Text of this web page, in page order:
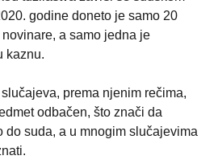
godine doneto je samo 20
a samo jedna je
kaznu.
prema njenim rečima,
odbačen, što znači da
suda, a u mnogim slučajevima